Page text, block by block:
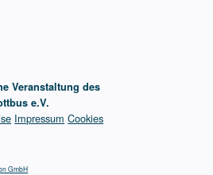
Veranstaltung des
e.V.
Impressum Cookies
GmbH